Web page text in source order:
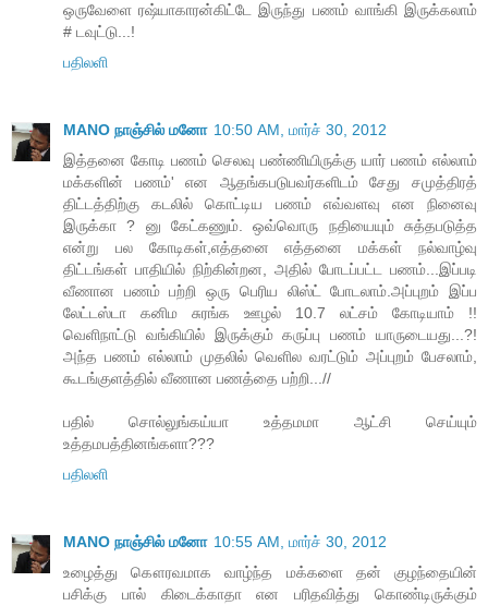
ஒருவேளை ரஷ்யாகாரன்கிட்டே இருந்து பணம் வாங்கி இருக்கலாம்
# டவுட்டு...!
பதிலளி
MANO நாஞ்சில் மனோ 10:50 AM, மார்ச் 30, 2012
இத்தனை கோடி பணம் செலவு பண்ணியிருக்கு யார் பணம் எல்லாம்
மக்களின் பணம்' என ஆதங்கபடுபவர்களிடம் சேது சமுத்திரத்
திட்டத்திற்கு கடலில் கொட்டிய பணம் எவ்வளவு என நினைவு
இருக்கா ? னு கேட்கணும். ஒவ்வொரு நதியையும் சுத்தபடுத்த
என்று பல கோடிகள்,எத்தனை எத்தனை மக்கள் நல்வாழ்வு
திட்டங்கள் பாதியில் நிற்கின்றன, அதில் போடப்பட்ட பணம்...இப்படி
வீணான பணம் பற்றி ஒரு பெரிய லிஸ்ட் போடலாம்.அப்புறம் இப்ப
லேட்டஸ்டா கனிம சுரங்க ஊழல் 10.7 லட்சம் கோடியாம் !!
வெளிநாட்டு வங்கியில் இருக்கும் கருப்பு பணம் யாருடையது...?!
அந்த பணம் எல்லாம் முதலில் வெளில வரட்டும் அப்புறம் பேசலாம்,
கூடங்குளத்தில் வீணான பணத்தை பற்றி...//
பதில் சொல்லுங்கய்யா உத்தமமா ஆட்சி செய்யும்
உத்தமபத்தினங்களா???
பதிலளி
MANO நாஞ்சில் மனோ 10:55 AM, மார்ச் 30, 2012
உழைத்து கௌரவமாக வாழ்ந்த மக்களை தன் குழந்தையின்
பசிக்கு பால் கிடைக்காதா என பரிதவித்து கொண்டிருக்கும்